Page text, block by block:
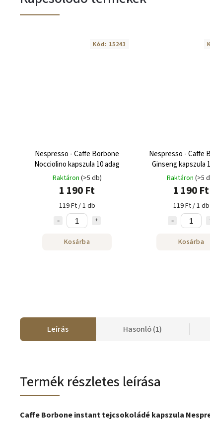
Nespresso - Caffe Borbone
Nocciolino kapszula 10 adag
Raktáron (>5 db)
1 190 Ft
119 Ft / 1 db
Kosárba
Kód: 15243
Nespresso - Caffe
Ginseng kapszula
Raktáron (>5
1 190 Ft
119 Ft / 1 db
Kosárba
Leírás Hasonló (1)
Termék részletes leírása
Caffe Borbone instant tejcsokoládé kapszula